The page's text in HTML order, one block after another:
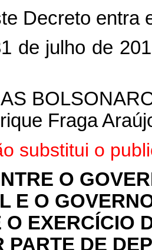
Decreto entra
de julho de
Fraga
substitui o
O
E O
O EXERCÍCIO
PARTE DE